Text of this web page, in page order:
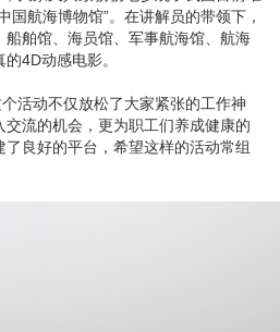
航海博物馆”。在讲解员的带领下，
舶馆、海员馆、军事航海馆、航海
4D动感电影。
活动不仅放松了大家紧张的工作神
流的机会，更为职工们养成健康的
良好的平台，希望这样的活动常组